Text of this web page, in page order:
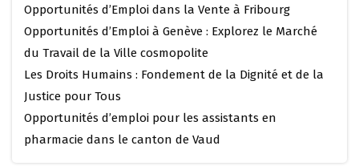
Opportunités d’Emploi dans la Vente à Fribourg
Opportunités d’Emploi à Genève : Explorez le Marché
du Travail de la Ville cosmopolite
Les Droits Humains : Fondement de la Dignité et de la
Justice pour Tous
Opportunités d’emploi pour les assistants en
pharmacie dans le canton de Vaud